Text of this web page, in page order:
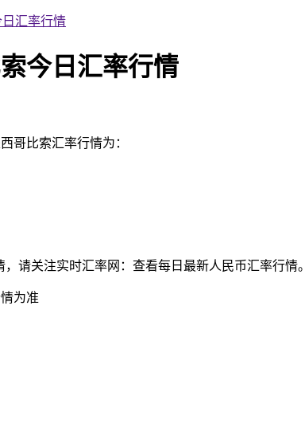
日汇率行情
今日汇率行情
哥比索汇率行情为：
请关注实时汇率网：查看每日最新人民币汇率行情。
为准